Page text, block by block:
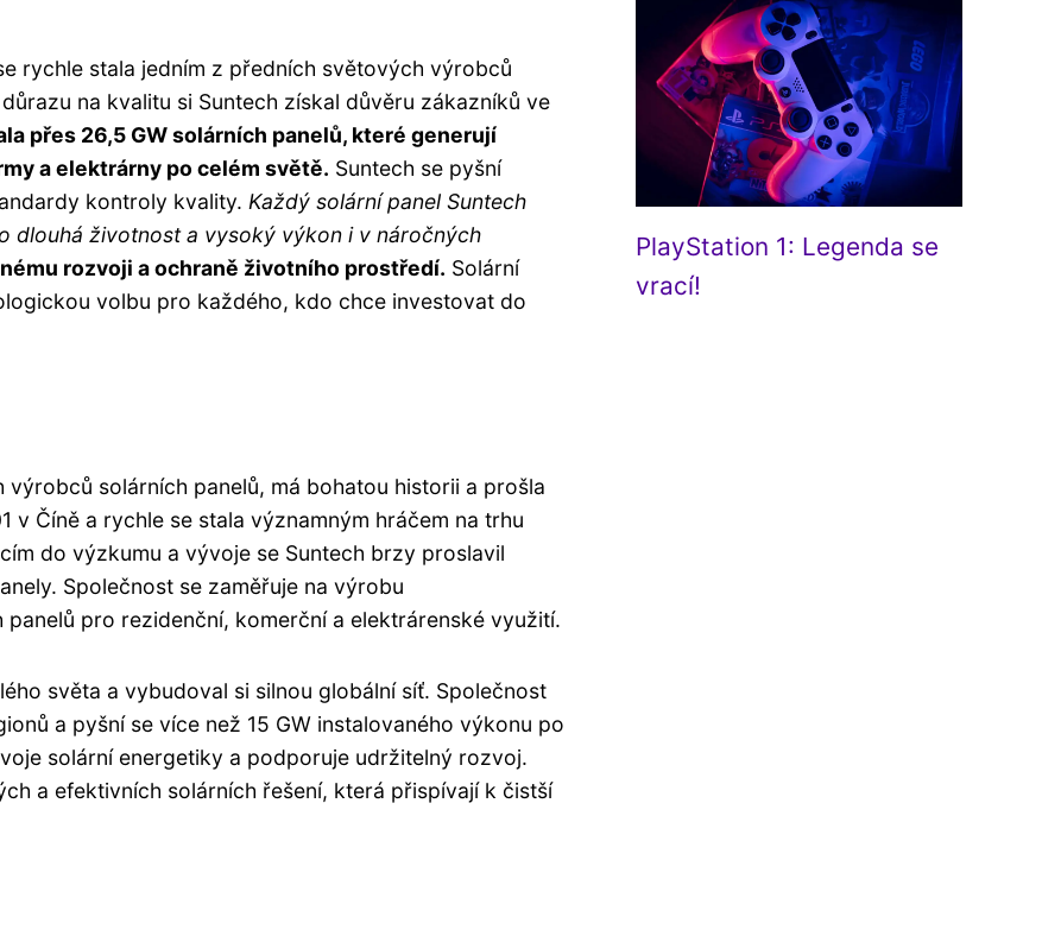
rychle stala jedním z předních světových výrobců
na kvalitu si Suntech získal důvěru zákazníků ve
přes 26,5 GW solárních panelů, které generují
a elektrárny po celém světě. Suntech se pyšní
kontroly kvality. Každý solární panel Suntech
dlouhá životnost a vysoký výkon i v náročných
rozvoji a ochraně životního prostředí. Solární
volbu pro každého, kdo chce investovat do
solárních panelů, má bohatou historii a prošla
Číně a rychle se stala významným hráčem na trhu
do výzkumu a vývoje se Suntech brzy proslavil
Společnost se zaměřuje na výrobu
pro rezidenční, komerční a elektrárenské využití.
světa a vybudoval si silnou globální síť. Společnost
a pyšní se více než 15 GW instalovaného výkonu po
solární energetiky a podporuje udržitelný rozvoj.
a efektivních solárních řešení, která přispívají k čistší
PlayStation 1: Legenda se
vrací!